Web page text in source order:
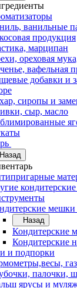
ванильные
продукция
марципан
ореховая
вафельная
добавки и
сиропы и
сыр, масло
Назад
мешки
Назад
Кондитерские
Кондитерские
и подпорки
палочки,
ярусы и